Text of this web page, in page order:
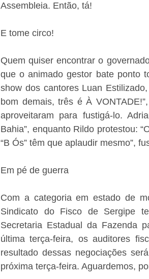
Assembleia. Então, tá!
E tome circo!
Quem quiser encontrar o
que o animado gestor bate ponto
show dos cantores Luan
bom demais, três é À
aproveitaram para fustigá-lo.
Bahia”, enquanto Rildo protestou:
“B Ós” têm que aplaudir mesmo”,
Em pé de guerra
Com a categoria em estado de
Sindicato do Fisco de Sergipe
Secretaria Estadual da Fazenda
última terça-feira, os auditores
resultado dessas negociações
próxima terça-feira. Aguardemos,